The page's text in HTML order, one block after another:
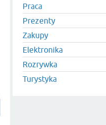
Praca
Prezenty
Zakupy
Elektronika
Rozrywka
Turystyka